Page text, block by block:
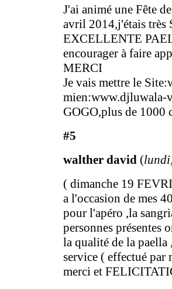
J'ai animé une Fête
avril 2014,j'étais très
EXCELLENTE
encourager à faire
MERCI
Je vais mettre le
mien:www.djluwala-
GOGO,plus de 1000
#5
walther david (
( dimanche 19
a l'occasion de mes
pour l'apéro ,la
personnes présentes
la qualité de la paella
service ( effectué par
merci et